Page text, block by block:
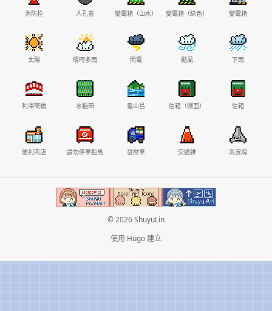
消防栓 人孔蓋 變電箱（山水） 變電箱（綠色） 變電箱
太陽 晴時多雨 閃電 颳風 下雨
利澤簡橋 水稻田 龜山島 信箱（側面） 信箱
便利商店 請勿停車拒馬 發財車 交通錐 消波塊
© 2026 ShuyuLin
使用 Hugo建立